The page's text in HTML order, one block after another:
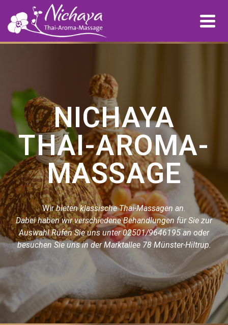
NICHAYA
THAI-AROMA-
MASSAGE
Wirbietenklassische Thai-Massagen an.
Dabeihabenwirverschiedene Behandlungen für Sie zur
Auswahl.Rufen Sie uns unter 02501/9646195 an oder
besuchen Sie uns in der Marktallee 78 Münster-Hiltrup.